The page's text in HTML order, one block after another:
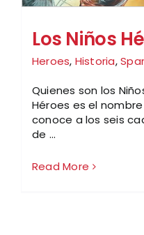
Los Niños
Heroes, Historia,
Quienes son los
Héroes es el
conoce a los seis
de ...
Read More